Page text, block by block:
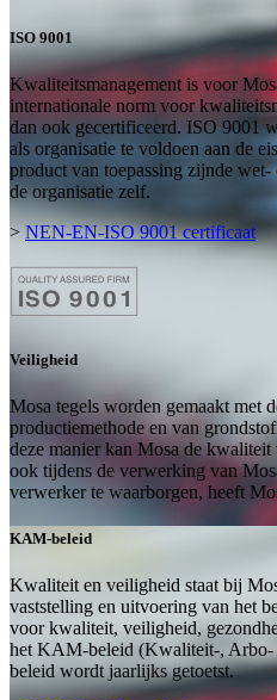
ISO 9001
Kwaliteitsmanagement is voor
internationale norm voor
dan ook gecertificeerd. ISO 9001
als organisatie te voldoen aan de
product van toepassing zijnde wet-
de organisatie zelf.
> NEN-EN-ISO 9001 certificaat
Veiligheid
Mosa tegels worden gemaakt met
productiemethode en van
deze manier kan Mosa de kwaliteit
ook tijdens de verwerking van
verwerker te waarborgen, heeft
KAM-beleid
Kwaliteit en veiligheid staat bij
vaststelling en uitvoering van het
voor kwaliteit, veiligheid,
het KAM-beleid (Kwaliteit-,
beleid wordt jaarlijks getoetst.